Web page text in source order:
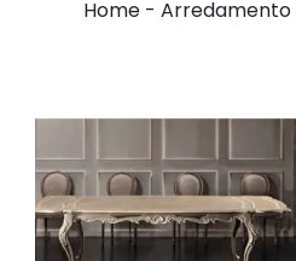
Home - Arredamento